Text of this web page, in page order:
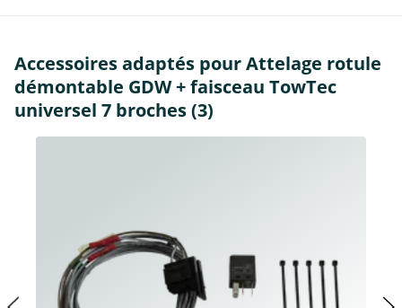
Accessoires adaptés pour Attelage rotule
démontable GDW + faisceau TowTec
universel 7 broches (3)